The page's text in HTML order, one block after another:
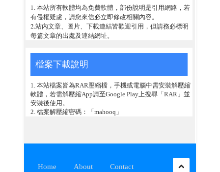
1. 本站所有軟體均為免費軟體，部份說明是引用網路，若
有侵權疑慮，請您來信必立即修改相關內容。
2.站內文章、圖片、下載連結皆歡迎引用，但請務必標明
每篇文章的出處及連結網址。
檔案下載說明
1. 本站檔案皆為RAR壓縮檔，手機或電腦中需安裝解壓縮
軟體，若需解壓縮App請至Google Play上搜尋「RAR」並
安裝後使用。
2. 檔案解壓縮密碼：「mahooq」
Home About Contact